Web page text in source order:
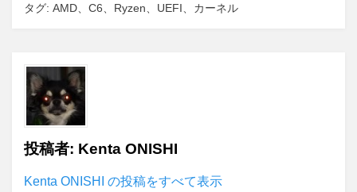
タグ: AMD C6 Ryzen UEFI カーネル
投稿者: Kenta ONISHI
Kenta ONISHI の投稿をすべて表示